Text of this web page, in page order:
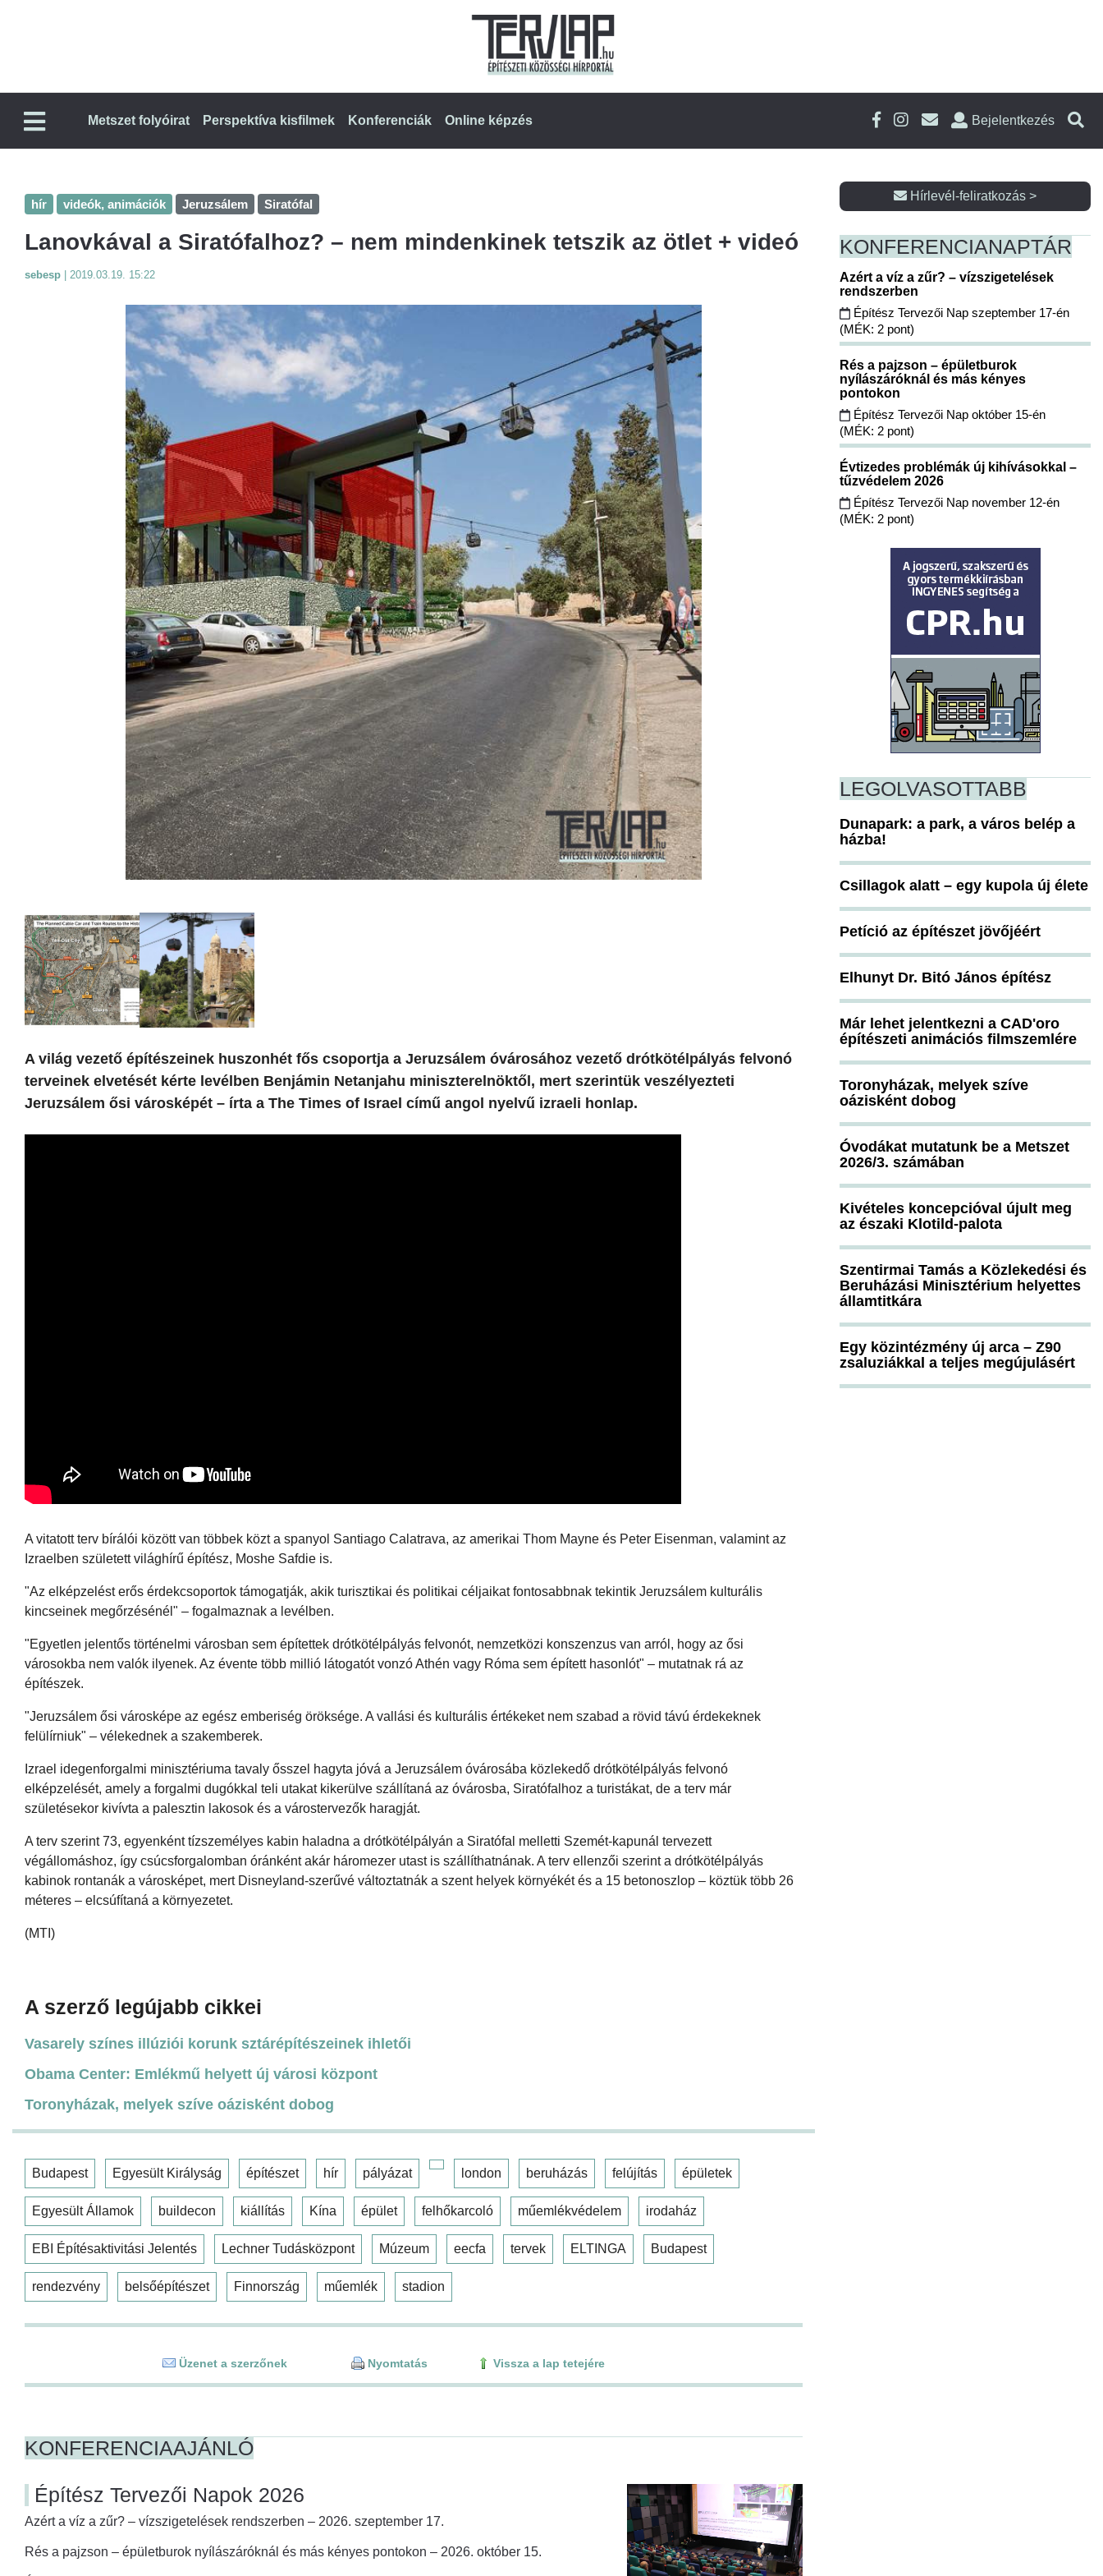
Metszet folyóirat Perspektíva kisfilmek Konferenciák Online képzés Bejelentkezés
hír videók, animációk Jeruzsálem Siratófal
Lanovkával a Siratófalhoz? – nem mindenkinek tetszik az ötlet + videó
sebesp 2019.03.19. 15:22
A világ vezető építészeinek huszonhét fős csoportja a Jeruzsálem óvárosához vezető drótkötélpályás felvonó
terveinek elvetését kérte levélben Benjámin Netanjahu miniszterelnöktől, mert szerintük veszélyezteti
Jeruzsálem ősi városképét – írta a The Times of Israel című angol nyelvű izraeli honlap.
A vitatott terv bírálói között van többek közt a spanyol Santiago Calatrava, az amerikai Thom Mayne és Peter Eisenman, valamint az
Izraelben született világhírű építész, Moshe Safdie is.
"Az elképzelést erős érdekcsoportok támogatják, akik turisztikai és politikai céljaikat fontosabbnak tekintik Jeruzsálem kulturális
kincseinek megőrzésénél" – fogalmaznak a levélben.
"Egyetlen jelentős történelmi városban sem építettek drótkötélpályás felvonót, nemzetközi konszenzus van arról, hogy az ősi
városokba nem valók ilyenek. Az évente több millió látogatót vonzó Athén vagy Róma sem épített hasonlót" – mutatnak rá az
építészek.
"Jeruzsálem ősi városképe az egész emberiség öröksége. A vallási és kulturális értékeket nem szabad a rövid távú érdekeknek
felülírniuk" – vélekednek a szakemberek.
Izrael idegenforgalmi minisztériuma tavaly ősszel hagyta jóvá a Jeruzsálem óvárosába közlekedő drótkötélpályás felvonó
elképzelését, amely a forgalmi dugókkal teli utakat kikerülve szállítaná az óvárosba, Siratófalhoz a turistákat, de a terv már
születésekor kivívta a palesztin lakosok és a várostervezők haragját.
A terv szerint 73, egyenként tízszemélyes kabin haladna a drótkötélpályán a Siratófal melletti Szemét-kapunál tervezett
végállomáshoz, így csúcsforgalomban óránként akár háromezer utast is szállíthatnának. A terv ellenzői szerint a drótkötélpályás
kabinok rontanák a városképet, mert Disneyland-szerűvé változtatnák a szent helyek környékét és a 15 betonoszlop – köztük több 26
méteres – elcsúfítaná a környezetet.
(MTI)
A szerző legújabb cikkei
Vasarely színes illúziói korunk sztárépítészeinek ihletői
Obama Center: Emlékmű helyett új városi központ
Toronyházak, melyek szíve oázisként dobog
Budapest Egyesült Királyság építészet hír pályázat london beruházás felújítás épületek
Egyesült Államok buildecon kiállítás Kína épület felhőkarcoló műemlékvédelem irodaház
EBI Építésaktivitási Jelentés Lechner Tudásközpont Múzeum eecfa tervek ELTINGA Budapest
rendezvény belsőépítészet Finnország műemlék stadion
Üzenet a szerzőnek Nyomtatás Vissza a lap tetejére
KONFERENCIAAJÁNLÓ
Építész Tervezői Napok 2026
Azért a víz a zűr? – vízszigetelések rendszerben – 2026. szeptember 17.
Rés a pajzson – épületburok nyílászáróknál és más kényes pontokon – 2026. október 15.
Hírlevél-feliratkozás >
KONFERENCIANAPTÁR
Azért a víz a zűr? – vízszigetelések
rendszerben
Építész Tervezői Nap szeptember 17-én
(MÉK: 2 pont)
Rés a pajzson – épületburok
nyílászáróknál és más kényes
pontokon
Építész Tervezői Nap október 15-én
(MÉK: 2 pont)
Évtizedes problémák új kihívásokkal –
tűzvédelem 2026
Építész Tervezői Nap november 12-én
(MÉK: 2 pont)
LEGOLVASOTTABB
Dunapark: a park, a város belép a
házba!
Csillagok alatt – egy kupola új élete
Petíció az építészet jövőjéért
Elhunyt Dr. Bitó János építész
Már lehet jelentkezni a CAD'oro
építészeti animációs filmszemlére
Toronyházak, melyek szíve
oázisként dobog
Óvodákat mutatunk be a Metszet
2026/3. számában
Kivételes koncepcióval újult meg
az északi Klotild-palota
Szentirmai Tamás a Közlekedési és
Beruházási Minisztérium helyettes
államtitkára
Egy közintézmény új arca – Z90
zsaluziákkal a teljes megújulásért